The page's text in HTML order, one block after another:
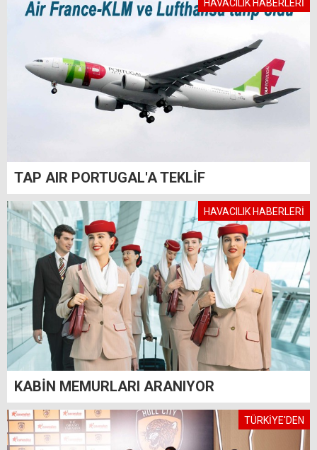
HAVACILIK HABERLERİ
TAP AIR PORTUGAL'A TEKLİF
HAVACILIK HABERLERİ
KABİN MEMURLARI ARANIYOR
TÜRKİYE'DEN